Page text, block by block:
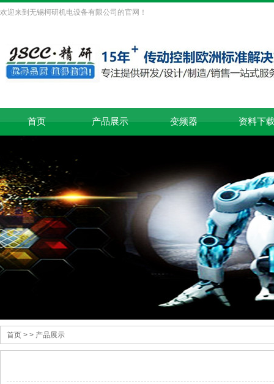
欢迎来到无锡柯研机电设备有限公司的官网！
首页 产品展示 变频器 资料下
首页 > > 产品展示